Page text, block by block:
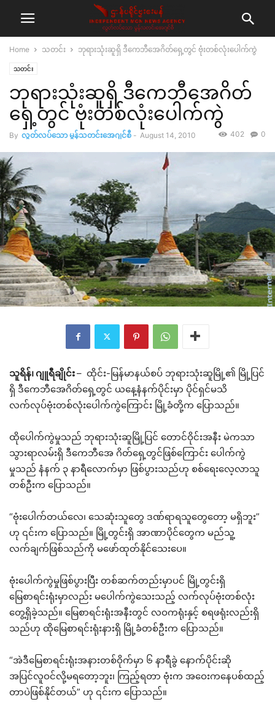
Home သတင်း ဘုရားသုံးဆူရှိ ဒီကေဘီအေဂိတ်ရှေ့တွင် ဗုံးတစ်လုံးပေါက်ကွဲ
သတင်း
ဘုရားသုံးဆူရှိ ဒီကေဘီအေဂိတ်
ရှေ့တွင် ဗုံးတစ်လုံးပေါက်ကွဲ
By လွတ်လပ်သော မွန်သတင်းအေဂျင်စီ - August 14, 2010 0
402
သူရိန်၊ ဂျူရီချိုင်း– ထိုင်း-မြန်မာနယ်စပ် ဘုရားသုံးဆူမြို့၏ မြို့ပြင်
ရှိ ဒီကေဘီအေဂိတ်ရှေ့တွင် ယနေ့နံနက်ပိုင်းမှာ ပိုင်ရှင်မသိ
လက်လုပ်ဗုံးတစ်လုံးပေါက်ကွဲကြောင်း မြို့ခံတို့က ပြောသည်။
ထိုပေါက်ကွဲမှုသည် ဘုရားသုံးဆူမြို့ပြင် တောင်ဝိုင်းအနီး မဲကသာ
သွားရာလမ်းရှိ ဒီကေဘီအေ ဂိတ်ရှေ့တွင်ဖြစ်ကြောင်း ပေါက်ကွဲ
မှုသည် နံနက် ၃ နာရီလောက်မှာ ဖြစ်ပွားသည်ဟု စစ်ရေးလေ့လာသူ
တစ်ဦးက ပြောသည်။
“ဗုံးပေါက်တယ်လေ၊ သေဆုံးသူတွေ ဒဏ်ရာရသူတွေတော့ မရှိဘူး”
ဟု ၎င်းက ပြောသည်။ မြို့တွင်းရှိ အာဏာပိုင်တွေက မည်သူ့
လက်ချက်ဖြစ်သည်ကို မဖော်ထုတ်နိုင်သေးပေ။
ဗုံးပေါက်ကွဲမှုဖြစ်ပွားပြီး တစ်ဆက်တည်းမှာပင် မြို့တွင်းရှိ
မြေစာရင်းရုံးမှာလည်း မပေါက်ကွဲသေးသည့် လက်လုပ်ဗုံးတစ်လုံး
တွေ့ရှိခဲ့သည်။ မြေစာရင်းရုံးအနီးတွင် လဝကရုံးနှင့် စရဖရုံးလည်းရှိ
သည်ဟု ထိုမြေစာရင်းရုံးနားရှိ မြို့ခံတစ်ဦးက ပြောသည်။
“အဲဒီမြေစာရင်းရုံးအနားတစ်ဝိုက်မှာ ၆ နာရီခွဲ နောက်ပိုင်းဆို
အပြင်လူဝင်လို့မရတော့ဘူး၊ ကြည့်ရတာ ဗုံးက အဝေးကနေပစ်ထည့်
တာပဲဖြစ်နိုင်တယ်” ဟု ၎င်းက ပြောသည်။